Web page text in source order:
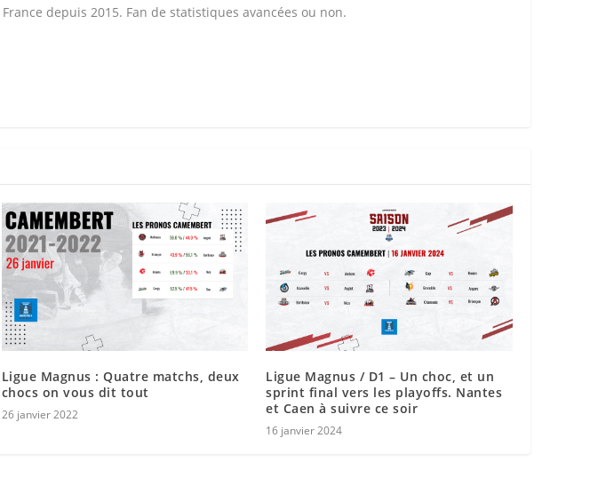
depuis 2015. Fan de statistiques avancées ou non.
Ligue Magnus : Quatre matchs, deux
chocs on vous dit tout
26 janvier 2022
Ligue Magnus / D1 – Un choc, et un
sprint final vers les playoffs. Nantes
et Caen à suivre ce soir
16 janvier 2024